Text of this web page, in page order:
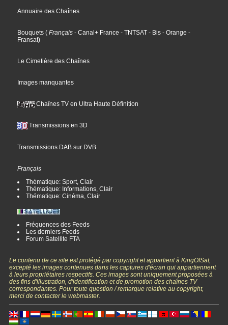
Annuaire des Chaînes
Bouquets ( Français - Canal+ France - TNTSAT - Bis - Orange -
Fransat)
Le Cimetière des Chaînes
Images manquantes
Chaînes TV en Ultra Haute Définition
Transmissions en 3D
Transmissions DAB sur DVB
Français
Thématique: Sport, Clair
Thématique: Informations, Clair
Thématique: Cinéma, Clair
Fréquences des Feeds
Les derniers Feeds
Forum Satellite FTA
Le contenu de ce site est protégé par copyright et appartient à KingOfSat,
excepté les images contenues dans les captures d'écran qui appartiennent
à leurs propriétaires respectifs. Ces images sont uniquement proposées à
des fins d'illustration, d'identification et de promotion des chaînes TV
correspondantes. Pour toute question / remarque relative au copyright,
merci de contacter le webmaster.